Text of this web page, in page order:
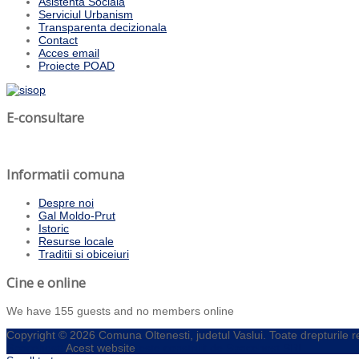
Serviciul Urbanism
Transparenta decizionala
Contact
Acces email
Proiecte POAD
E-consultare
Informatii comuna
Despre noi
Gal Moldo-Prut
Istoric
Resurse locale
Traditii si obiceiuri
Cine e online
We have 155 guests and no members online
Copyright © 2026 Comuna Oltenesti, judetul Vaslui. Toate drepturile
Acest website